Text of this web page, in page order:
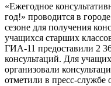
«Ежегодное
год!» проводится в
сезоне для получения
учащихся старших
ГИА-11 предоставили 2
консультаций. Для
организовали
отметили в пресс-службе